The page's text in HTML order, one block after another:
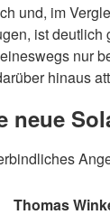
und, im
ist
nur
hinaus
neue
Thomas